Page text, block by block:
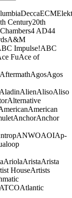
DeccaECM
Century20th
4 AD44
A&M
Impulse!ABC
FuAce of
AftermathAgosAgos
AladinAlienAlisoAliso
Alternative
American
AnchorAnchor
ANWOAOIAp-
AriolaAristaArista
HouseArtists
ATCOAtlantic